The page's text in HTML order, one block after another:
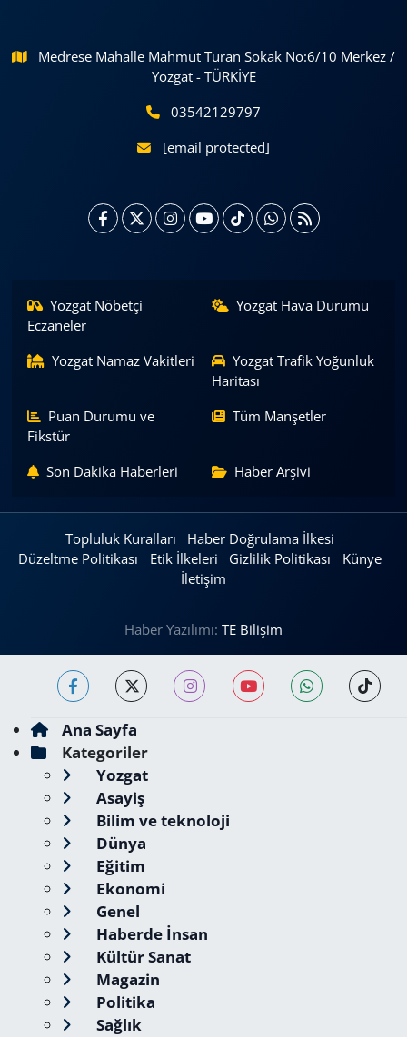
Medrese Mahalle Mahmut Turan Sokak No:6/10 Merkez /
Yozgat - TÜRKİYE
03542129797
[email protected]
Yozgat Nöbetçi
Eczaneler
Yozgat Hava Durumu
Yozgat Namaz Vakitleri
Yozgat Trafik Yoğunluk
Haritası
Puan Durumu ve
Fikstür
Tüm Manşetler
Son Dakika Haberleri Haber Arşivi
Topluluk Kuralları
Haber Doğrulama İlkesi
Düzeltme Politikası
Etik İlkeleri Gizlilik Politikası
Künye
İletişim
Haber Yazılımı: TE Bilişim
Ana Sayfa
Kategoriler
Yozgat
Asayiş
Bilim ve teknoloji
Dünya
Eğitim
Ekonomi
Genel
Haberde İnsan
Kültür Sanat
Magazin
Politika
Sağlık